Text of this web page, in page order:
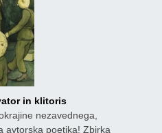
in klitoris
nezavednega,
avtorska poetika! Zbirka